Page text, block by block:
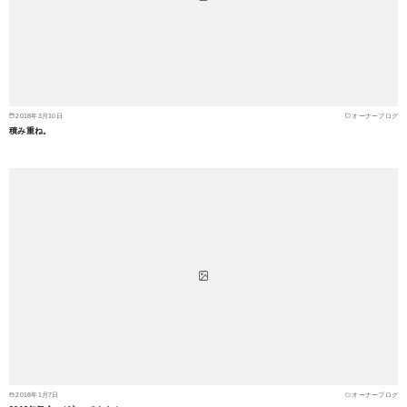
2018年3月10日 オーナーブログ
積み重ね。
2018年1月7日 オーナーブログ